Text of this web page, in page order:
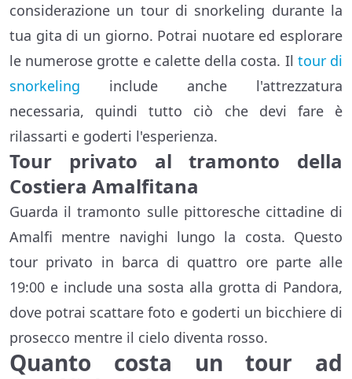
considerazione un tour di snorkeling durante la
tua gita di un giorno. Potrai nuotare ed esplorare
le numerose grotte e calette della costa. Il tour di
snorkeling include anche l'attrezzatura
necessaria, quindi tutto ciò che devi fare è
rilassarti e goderti l'esperienza.
Tour privato al tramonto della
Costiera Amalfitana
Guarda il tramonto sulle pittoresche cittadine di
Amalfi mentre navighi lungo la costa. Questo
tour privato in barca di quattro ore parte alle
19:00 e include una sosta alla grotta di Pandora,
dove potrai scattare foto e goderti un bicchiere di
prosecco mentre il cielo diventa rosso.
Quanto costa un tour ad